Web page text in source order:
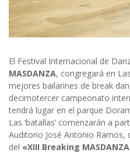
El Festival Internacional de
MASDANZA, congregará en
mejores bailarines de break
decimotercer campeonato
tendrá lugar en el parque
Las ‘batallas’ comenzarán a
Auditorio José Antonio Ramos,
del «XIII Breaking